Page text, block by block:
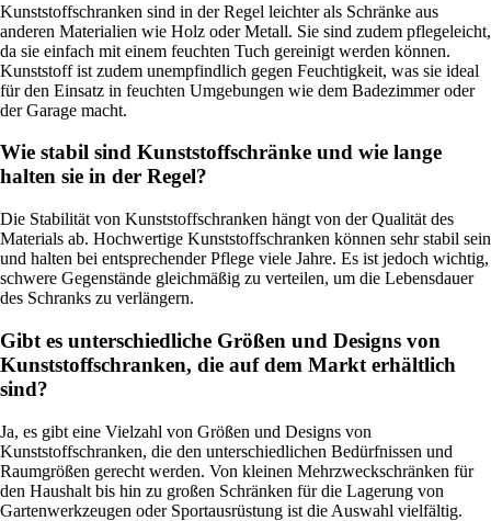
Kunststoffschranken sind in der Regel leichter als Schränke aus
anderen Materialien wie Holz oder Metall. Sie sind zudem pflegeleicht,
da sie einfach mit einem feuchten Tuch gereinigt werden können.
Kunststoff ist zudem unempfindlich gegen Feuchtigkeit, was sie ideal
für den Einsatz in feuchten Umgebungen wie dem Badezimmer oder
der Garage macht.
Wie stabil sind Kunststoffschränke und wie lange
halten sie in der Regel?
Die Stabilität von Kunststoffschranken hängt von der Qualität des
Materials ab. Hochwertige Kunststoffschranken können sehr stabil sein
und halten bei entsprechender Pflege viele Jahre. Es ist jedoch wichtig,
schwere Gegenstände gleichmäßig zu verteilen, um die Lebensdauer
des Schranks zu verlängern.
Gibt es unterschiedliche Größen und Designs von
Kunststoffschranken, die auf dem Markt erhältlich
sind?
Ja, es gibt eine Vielzahl von Größen und Designs von
Kunststoffschranken, die den unterschiedlichen Bedürfnissen und
Raumgrößen gerecht werden. Von kleinen Mehrzweckschränken für
den Haushalt bis hin zu großen Schränken für die Lagerung von
Gartenwerkzeugen oder Sportausrüstung ist die Auswahl vielfältig.